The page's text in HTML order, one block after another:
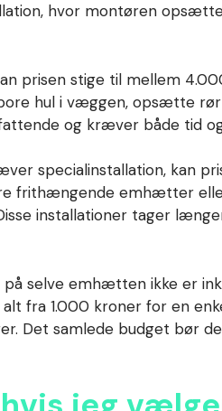
hvor montøren
prisen stige til mellem
hul i væggen, opsætte
og kræver både tid
specialinstallation, kan
frithængende emhætter
installationer tager
selve emhætten ikke er
fra 1.000 kroner for en
Det samlede budget bør